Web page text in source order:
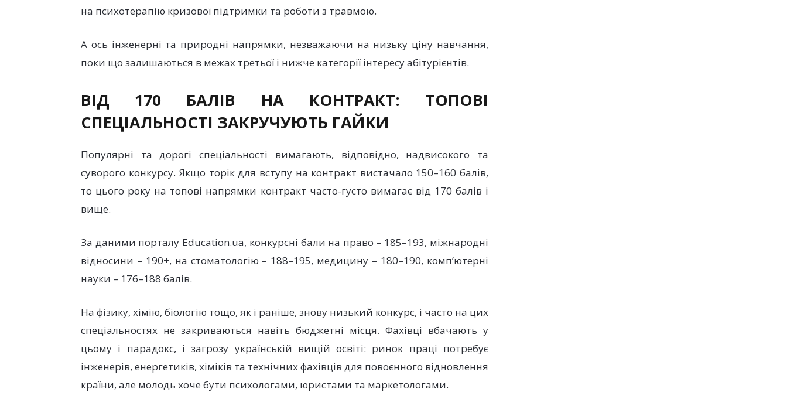
на психотерапію кризової підтримки та роботи з травмою.
А ось інженерні та природні напрямки, незважаючи на низьку ціну навчання,
поки що залишаються в межах третьої і нижче категорії інтересу абітурієнтів.
ВІД 170 БАЛІВ НА КОНТРАКТ: ТОПОВІ
СПЕЦІАЛЬНОСТІ ЗАКРУЧУЮТЬ ГАЙКИ
Популярні та дорогі спеціальності вимагають, відповідно, надвисокого та
суворого конкурсу. Якщо торік для вступу на контракт вистачало 150–160 балів,
то цього року на топові напрямки контракт часто-густо вимагає від 170 балів і
вище.
За даними порталу Education.ua, конкурсні бали на право – 185–193, міжнародні
відносини – 190+, на стоматологію – 188–195, медицину – 180–190, комп’ютерні
науки – 176–188 балів.
На фізику, хімію, біологію тощо, як і раніше, знову низький конкурс, і часто на цих
спеціальностях не закриваються навіть бюджетні місця. Фахівці вбачають у
цьому і парадокс, і загрозу українській вищій освіті: ринок праці потребує
інженерів, енергетиків, хіміків та технічних фахівців для повоєнного відновлення
країни, але молодь хоче бути психологами, юристами та маркетологами.